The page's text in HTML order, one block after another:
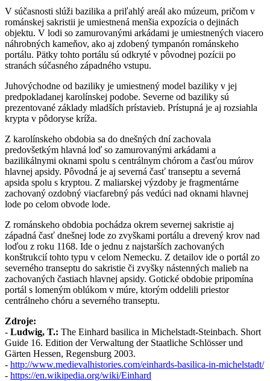
V súčasnosti slúži bazilika a priľahlý areál ako múzeum, pričom v
románskej sakristii je umiestnená menšia expozícia o dejinách
objektu. V lodi so zamurovanými arkádami je umiestnených viacero
náhrobných kameňov, ako aj zdobený tympanón románskeho
portálu. Pätky tohto portálu sú odkryté v pôvodnej pozícii po
stranách súčasného západného vstupu.
Juhovýchodne od baziliky je umiestnený model baziliky v jej
predpokladanej karolínskej podobe. Severne od baziliky sú
prezentované základy mladších prístavieb. Prístupná je aj rozsiahla
krypta v pôdoryse kríža.
Z karolínskeho obdobia sa do dnešných dní zachovala
predovšetkým hlavná loď so zamurovanými arkádami a
bazilikálnymi oknami spolu s centrálnym chórom a časťou múrov
hlavnej apsidy. Pôvodná je aj severná časť transeptu a severná
apsida spolu s kryptou. Z maliarskej výzdoby je fragmentárne
zachovaný ozdobný viacfarebný pás vedúci nad oknami hlavnej
lode po celom obvode lode.
Z románskeho obdobia pochádza okrem severnej sakristie aj
západná časť dnešnej lode zo zvyškami portálu a drevený krov nad
loďou z roku 1168. Ide o jednu z najstarších zachovaných
konštrukcií tohto typu v celom Nemecku. Z detailov ide o portál zo
severného transeptu do sakristie či zvyšky nástenných malieb na
zachovaných častiach hlavnej apsidy. Gotické obdobie pripomína
portál s lomeným oblúkom v múre, ktorým oddelili priestor
centrálneho chóru a severného transeptu.
Zdroje:
- Ludwig, T.: The Einhard basilica in Michelstadt-Steinbach. Short
Guide 16. Edition der Verwaltung der Staatliche Schlösser und
Gärten Hessen, Regensburg 2003.
- http://www.medievalhistories.com/einhards-basilica-in-michelstadt/
- https://en.wikipedia.org/wiki/Einhard